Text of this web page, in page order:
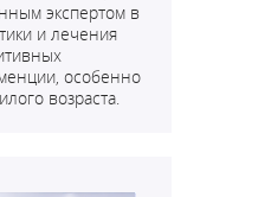
экспертом в
и лечения
особенно
возраста.